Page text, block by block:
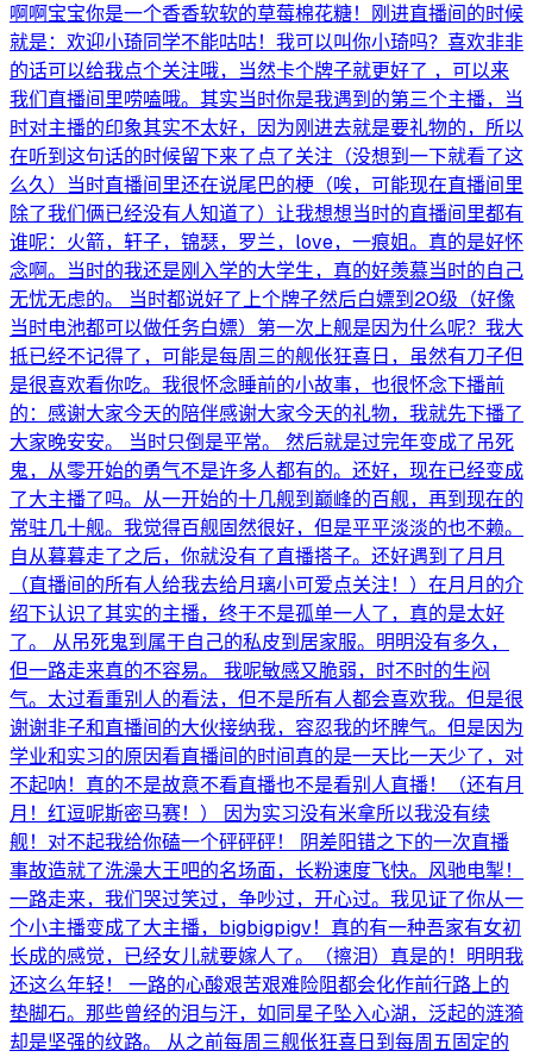
啊啊宝宝你是一个香香软软的草莓棉花糖！刚进直播间的时候
就是：欢迎小琦同学不能咕咕！我可以叫你小琦吗？喜欢非非
的话可以给我点个关注哦，当然卡个牌子就更好了 ，可以来
我们直播间里唠嗑哦。其实当时你是我遇到的第三个主播，当
时对主播的印象其实不太好，因为刚进去就是要礼物的，所以
在听到这句话的时候留下来了点了关注（没想到一下就看了这
么久）当时直播间里还在说尾巴的梗（唉，可能现在直播间里
除了我们俩已经没有人知道了）让我想想当时的直播间里都有
谁呢：火箭，轩子，锦瑟，罗兰，love，一痕姐。真的是好怀
念啊。当时的我还是刚入学的大学生，真的好羡慕当时的自己
无忧无虑的。 当时都说好了上个牌子然后白嫖到20级（好像
当时电池都可以做任务白嫖）第一次上舰是因为什么呢？我大
抵已经不记得了，可能是每周三的舰伥狂喜日，虽然有刀子但
是很喜欢看你吃。我很怀念睡前的小故事，也很怀念下播前
的：感谢大家今天的陪伴感谢大家今天的礼物，我就先下播了
大家晚安安。 当时只倒是平常。 然后就是过完年变成了吊死
鬼，从零开始的勇气不是许多人都有的。还好，现在已经变成
了大主播了吗。从一开始的十几舰到巅峰的百舰，再到现在的
常驻几十舰。我觉得百舰固然很好，但是平平淡淡的也不赖。
自从暮暮走了之后，你就没有了直播搭子。还好遇到了月月
（直播间的所有人给我去给月璃小可爱点关注！）在月月的介
绍下认识了其实的主播，终于不是孤单一人了，真的是太好
了。 从吊死鬼到属于自己的私皮到居家服。明明没有多久，
但一路走来真的不容易。 我呢敏感又脆弱，时不时的生闷
气。太过看重别人的看法，但不是所有人都会喜欢我。但是很
谢谢非子和直播间的大伙接纳我，容忍我的坏脾气。但是因为
学业和实习的原因看直播间的时间真的是一天比一天少了，对
不起呐！真的不是故意不看直播也不是看别人直播！（还有月
月！红逗呢斯密马赛！） 因为实习没有米拿所以我没有续
舰！对不起我给你磕一个砰砰砰！ 阴差阳错之下的一次直播
事故造就了洗澡大王吧的名场面，长粉速度飞快。风驰电掣！
一路走来，我们哭过笑过，争吵过，开心过。我见证了你从一
个小主播变成了大主播，bigbigpigv！真的有一种吾家有女初
长成的感觉，已经女儿就要嫁人了。（擦泪）真是的！明明我
还这么年轻！ 一路的心酸艰苦艰难险阻都会化作前行路上的
垫脚石。那些曾经的泪与汗，如同星子坠入心湖，泛起的涟漪
却是坚强的纹路。 从之前每周三舰伥狂喜日到每周五固定的